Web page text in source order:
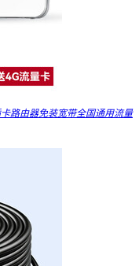
路由器免装宽带全国通用流量